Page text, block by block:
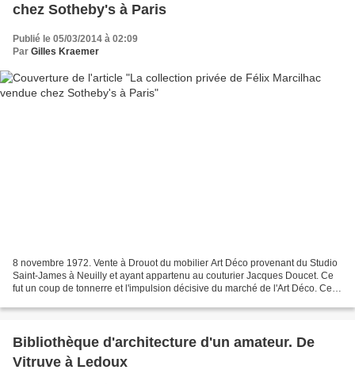
chez Sotheby's à Paris
Publié le 05/03/2014 à 02:09
Par Gilles Kraemer
8 novembre 1972. Vente à Drouot du mobilier Art Déco provenant du Studio
Saint-James à Neuilly et ayant appartenu au couturier Jacques Doucet. Ce
fut un coup de tonnerre et l'impulsion décisive du marché de l'Art Déco. Cette
Bibliothèque d'architecture d'un amateur. De
Vitruve à Ledoux